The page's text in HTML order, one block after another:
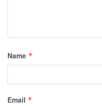
Name *
Email *